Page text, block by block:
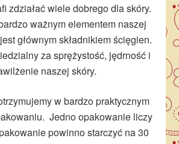
zdziałać wiele dobrego dla skóry.
ważnym elementem naszej
głównym składnikiem ścięgien.
za sprężystość, jędrność i
naszej skóry.
w bardzo praktycznym
Jedno opakowanie liczy
powinno starczyć na 30